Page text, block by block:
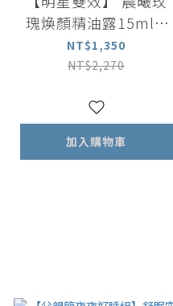
瑰煥顏精油露15ml +
妍萃茉莉緊緻精油露1
5ml 任選兩入
NT$1,350
NT$2,270
加入購物車